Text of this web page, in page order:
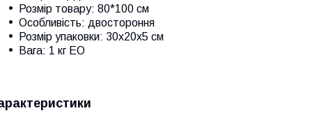
Розмір товару: 80*100 см
Особливість: двостороння
Розмір упаковки: 30x20x5 см
Вага: 1 кг ЕО